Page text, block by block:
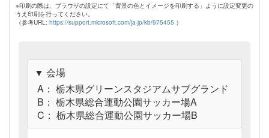
※印刷の際は、ブラウザの設定にて「背景の色とイメージを印刷する」ように設定変更の
うえ印刷を行ってください。
（参考URL: https://support.microsoft.com/ja-jp/kb/975455 ）
▼ 会場
A： 栃木県グリーンスタジアムサブグランド
B： 栃木県総合運動公園サッカー場A
C： 栃木県総合運動公園サッカー場B